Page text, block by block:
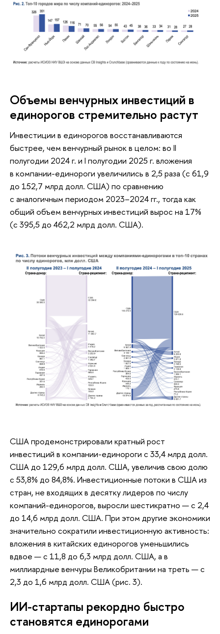
Объемы венчурных инвестиций в
единорогов стремительно растут
Инвестиции в единорогов восстанавливаются
быстрее, чем венчурный рынок в целом: во II
полугодии 2024 г. и I полугодии 2025 г. вложения
в компании-единороги увеличились в 2,5 раза (с 61,9
до 152,7 млрд долл. США) по сравнению
с аналогичным периодом 2023–2024 гг., тогда как
общий объем венчурных инвестиций вырос на 17%
(с 395,5 до 462,2 млрд долл. США).
США продемонстрировали кратный рост
инвестиций в компании-единороги с 33,4 млрд долл.
США до 129,6 млрд долл. США, увеличив свою долю
с 53,8% до 84,8%. Инвестиционные потоки в США из
стран, не входящих в десятку лидеров по числу
компаний-единорогов, выросли шестикратно — с 2,4
до 14,6 млрд долл. США. При этом другие экономики
значительно сократили инвестиционную активность:
вложения в китайских единорогов уменьшились
вдвое — с 11,8 до 6,3 млрд долл. США, а в
миллиардные венчуры Великобритании на треть — с
2,3 до 1,6 млрд долл. США (рис. 3).
ИИ-стартапы рекордно быстро
становятся единорогами